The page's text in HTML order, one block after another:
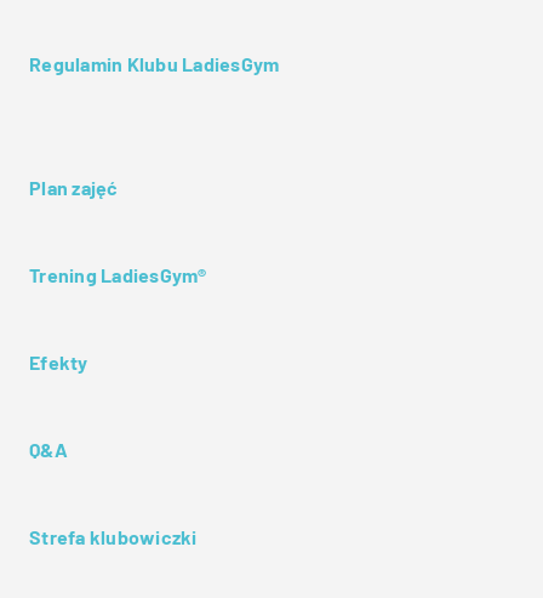
Regulamin Klubu LadiesGym
Plan zajęć
Trening LadiesGym®
Efekty
Q&A
Strefa klubowiczki